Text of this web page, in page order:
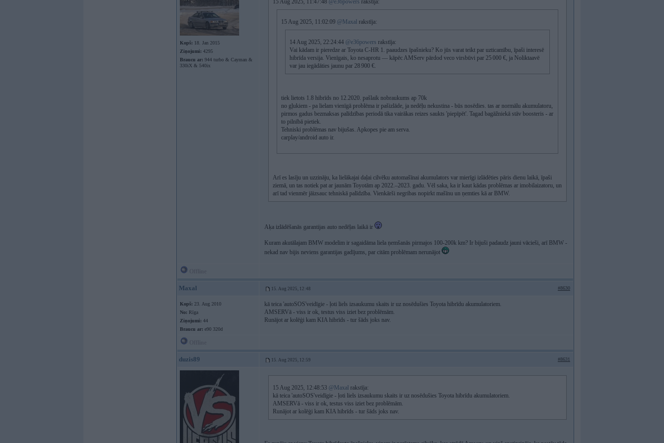
Kopš: 18. Jan 2015
Ziņojumi: 4295
Braucu ar: 944 turbo & Cayman &
330iX & 540ix
15 Aug 2025, 11:47:48 @e36powers rakstīja:
15 Aug 2025, 11:02:09 @Maxal rakstīja:
14 Aug 2025, 22:24:44 @e36powers rakstīja:
Vai kādam ir pieredze ar Toyota C-HR 1. paaudzes īpašnieku? Ko jūs varat teikt par uzticamību, īpaši interesē
hibrīda versija. Vienīgais, ko nesaprotu — kāpēc AMServ pārdod veco virsbūvi par 25 000 €, ja Noliktaavē
var jau iegādāties jaunu par 28 900 €.
tiek lietots 1.8 hibrīds no 12.2020. pašlaik nobraukums ap 70k
no gļukiem - pa lielam vienīgā problēma ir pašizlāde, ja nedēļu nekustina - būs nosēdies. tas ar normālu akumulatoru,
pirmos gadus bezmaksas palīdzības periodā tika vairākas reizes saukts 'piepīpēt'. Tagad bagāžniekā stāv boosteris - ar
to pilnībā pietiek.
Tehniski problēmas nav bijušas. Apkopes pie am serva.
carplay/android auto ir.
Arī es lasīju un uzzināju, ka lielākajai daļai cilvēku automašīnai akumulators var mierīgi izlādēties pāris dienu laikā, īpaši
ziemā, un tas notiek pat ar jaunām Toyotām ap 2022.–2023. gadu. Vēl saka, ka ir kaut kādas problēmas ar imobilaizatoru, un
arī tad vienmēr jāizsauc tehniskā palīdzība. Vienkārši negribas nopirkt mašīnu un ņemties kā ar BMW.
Aķa izlādēšanās garantijas auto nedēļas laikā ir
Kuram akutālajam BMW modelim ir sagaidāma liela ņemšanās pirmajos 100-200k km? Ir bijuši padaudz jauni vācieši, arī BMW -
nekad nav bijis neviens garantijas gadījums, par citām problēmam nerunājot
Maxal 15. Aug 2025, 12:48 #8630
Kopš: 23. Aug 2010
No: Rīga
Ziņojumi: 44
Braucu ar: e90 320d
kā teica 'autoSOS'veidīgie - ļoti liels izsaukumu skaits ir uz nosēdušies Toyota hibrīdu akumulatoriem.
AMSERVā - viss ir ok, testus viss iziet bez problēmām.
Runājot ar kolēģi kam KIA hibrīds - tur šāds joks nav.
duzis89 15. Aug 2025, 12:59 #8631
15 Aug 2025, 12:48:53 @Maxal rakstīja:
kā teica 'autoSOS'veidīgie - ļoti liels izsaukumu skaits ir uz nosēdušies Toyota hibrīdu akumulatoriem.
AMSERVā - viss ir ok, testus viss iziet bez problēmām.
Runājot ar kolēģi kam KIA hibrīds - tur šāds joks nav.